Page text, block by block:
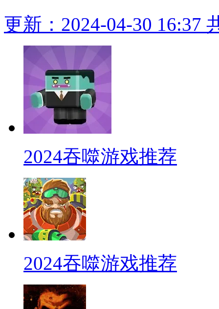
更新：2024-04-30 16:37
2024吞噬游戏推荐
2024吞噬游戏推荐